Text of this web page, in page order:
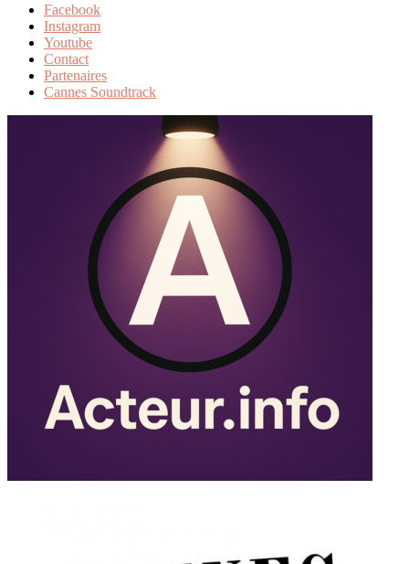
Facebook
Instagram
Youtube
Contact
Partenaires
Cannes Soundtrack